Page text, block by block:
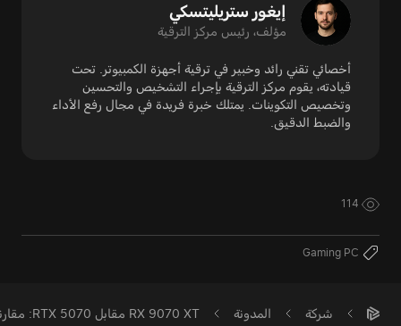
إيغور ستريليتسكي
مؤلف، رئيس مركز الترقية
أخصائي تقني رائد وخبير في ترقية أجهزة الكمبيوتر. تحت
قيادته، يقوم مركز الترقية بإجراء التشخيص والتحسين
وتخصيص التكوينات. يمتلك خبرة فريدة في مجال رفع الأداء
والضبط الدقيق.
114
Gaming PC
شركة المدونة RX 9070 XT مقابل RTX 5070: مقارنة بطاقات الرسوميات للألعاب